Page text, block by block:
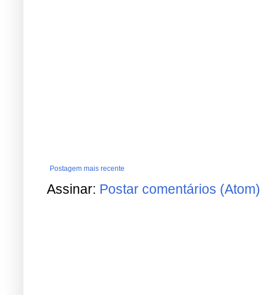
Postagem mais recente
Assinar: Postar comentários (Atom)